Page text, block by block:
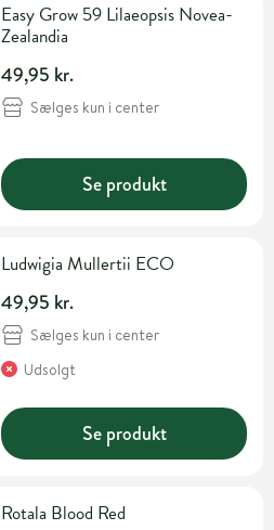
Easy Grow 59 Lilaeopsis Novea-
Zealandia
49,95 kr.
Sælges kun i center
Se produkt
Ludwigia Mullertii ECO
49,95 kr.
Sælges kun i center
Udsolgt
Se produkt
Rotala Blood Red